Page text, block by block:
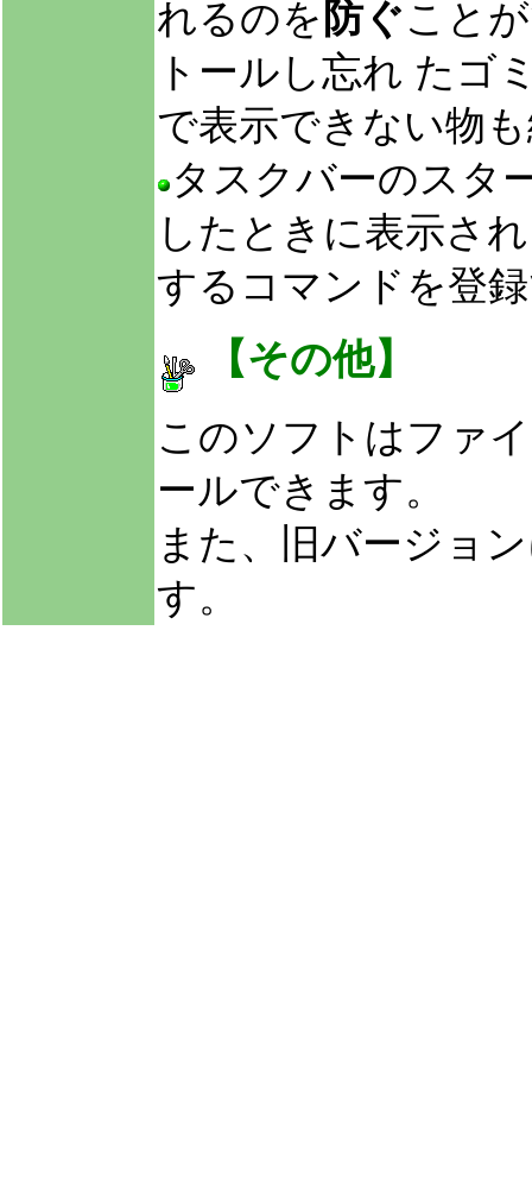
れるのを 防ぐこと
トールし忘れ たゴ
で表示できない物
タスクバーのスタ
したときに表示さ
するコマンドを登
【その他】
このソフトはファ
ールできます。
また、旧バージョ
す。